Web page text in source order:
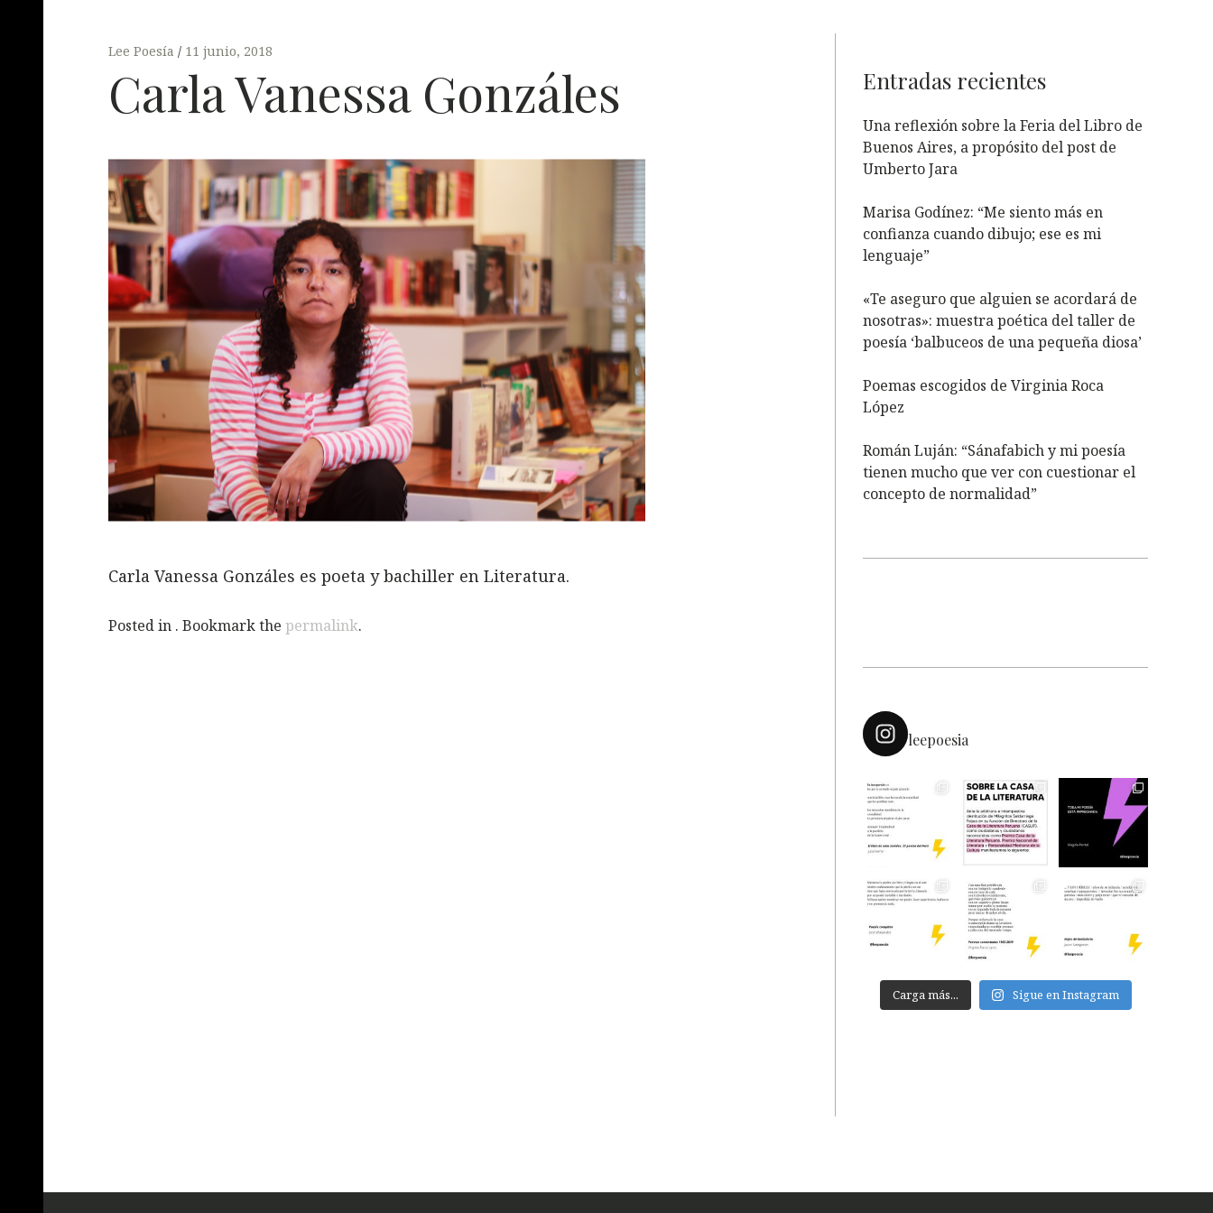
POES
ÍA
Lee Poesía 11 junio, 2018
Carla Vanessa Gonzáles
Carla Vanessa Gonzáles es poeta y bachiller en Literatura.
Posted in . Bookmark the permalink.
Entradas recientes
Una reflexión sobre la Feria del Libro de
Buenos Aires, a propósito del post de
Umberto Jara
Marisa Godínez: “Me siento más en
confianza cuando dibujo; ese es mi
lenguaje”
«Te aseguro que alguien se acordará de
nosotras»: muestra poética del taller de
poesía ‘balbuceos de una pequeña diosa’
Poemas escogidos de Virginia Roca
López
Román Luján: “Sánafabich y mi poesía
tienen mucho que ver con cuestionar el
concepto de normalidad”
leepoesia
Carga más... Sigue en Instagram